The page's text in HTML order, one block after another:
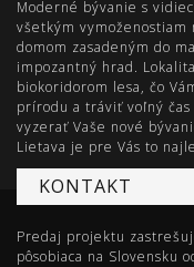
Moderné bývanie s
všetkým vymoženostiam
domom zasadeným do
impozantný hrad.
biokoridorom lesa, čo
prírodu a tráviť voľný čas
vyzerať Vaše nové
Lietava je pre Vás to
KONTAKT
Predaj projektu
pôsobiaca na Slovensku